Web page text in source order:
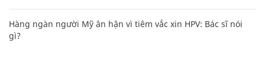
Hàng ngàn người Mỹ ân hận vì tiêm vắc xin HPV: Bác sĩ nói
gì?